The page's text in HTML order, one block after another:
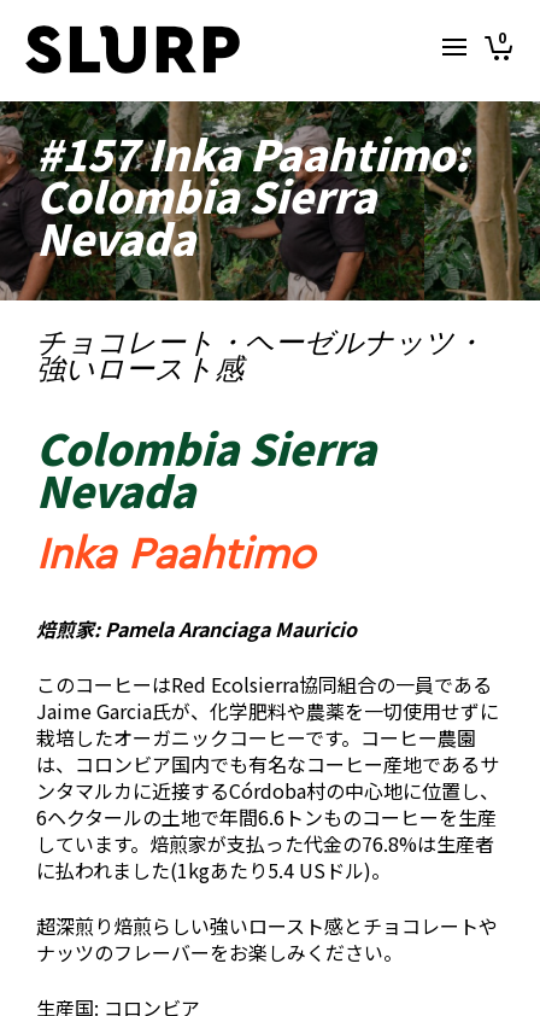
0
#157 Inka Paahtimo:
Colombia Sierra
Nevada
チョコレート・ヘーゼルナッツ・
強いロースト感
Colombia Sierra
Nevada
Inka Paahtimo
焙煎家: Pamela Aranciaga Mauricio
このコーヒーはRed Ecolsierra協同組合の一員である
Jaime Garcia氏が、化学肥料や農薬を一切使用せずに
栽培したオーガニックコーヒーです。コーヒー農園
は、コロンビア国内でも有名なコーヒー産地であるサ
ンタマルカに近接するCórdoba村の中心地に位置し、
6ヘクタールの土地で年間6.6トンものコーヒーを生産
しています。焙煎家が支払った代金の76.8%は生産者
に払われました(1kgあたり5.4 USドル)。
超深煎り焙煎らしい強いロースト感とチョコレートや
ナッツのフレーバーをお楽しみください。
生産国: コロンビア